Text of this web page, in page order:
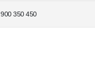
900 350 450